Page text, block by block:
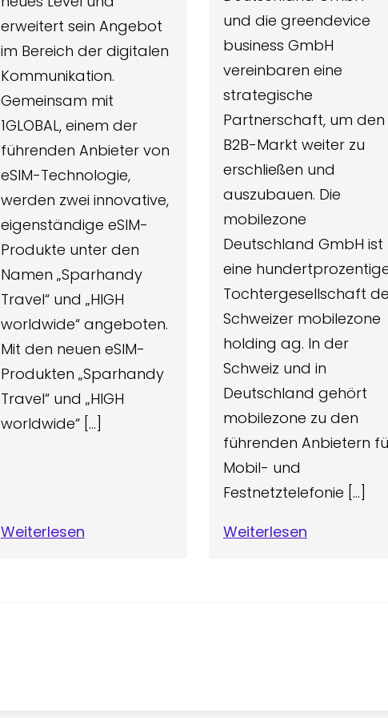
erweitert sein Angebot
im Bereich der digitalen
Kommunikation.
Gemeinsam mit
1GLOBAL, einem der
führenden Anbieter von
eSIM-Technologie,
werden zwei innovative,
eigenständige eSIM-
Produkte unter den
Namen „Sparhandy
Travel“ und „HIGH
worldwide“ angeboten.
Mit den neuen eSIM-
Produkten „Sparhandy
Travel“ und „HIGH
worldwide“ […]
Weiterlesen
und die greendevice
business GmbH
vereinbaren eine
strategische
Partnerschaft, um den
B2B-Markt weiter zu
erschließen und
auszubauen. Die
mobilezone
Deutschland GmbH ist
eine
Tochtergesellschaft
Schweizer mobilezone
holding ag. In der
Schweiz und in
Deutschland gehört
mobilezone zu den
führenden Anbietern
Mobil- und
Festnetztelefonie […]
Weiterlesen